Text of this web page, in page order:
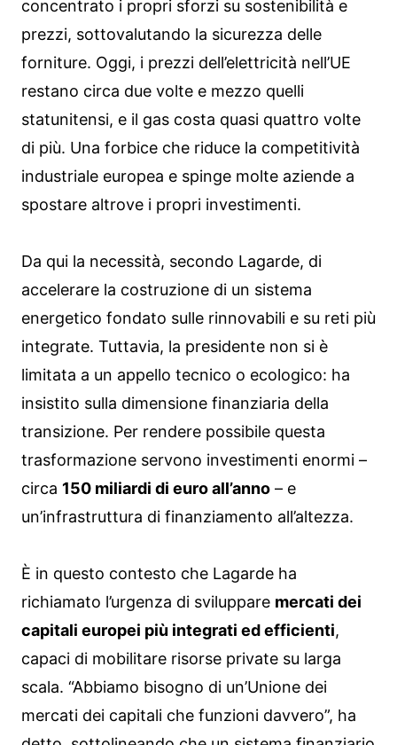
concentrato i propri sforzi su sostenibilità e
prezzi, sottovalutando la sicurezza delle
forniture. Oggi, i prezzi dell’elettricità nell’UE
restano circa due volte e mezzo quelli
statunitensi, e il gas costa quasi quattro volte
di più. Una forbice che riduce la competitività
industriale europea e spinge molte aziende a
spostare altrove i propri investimenti.
Da qui la necessità, secondo Lagarde, di
accelerare la costruzione di un sistema
energetico fondato sulle rinnovabili e su reti più
integrate. Tuttavia, la presidente non si è
limitata a un appello tecnico o ecologico: ha
insistito sulla dimensione finanziaria della
transizione. Per rendere possibile questa
trasformazione servono investimenti enormi –
circa 150 miliardi di euro all’anno – e
un’infrastruttura di finanziamento all’altezza.
È in questo contesto che Lagarde ha
richiamato l’urgenza di sviluppare mercati dei
capitali europei più integrati ed efficienti,
capaci di mobilitare risorse private su larga
scala. “Abbiamo bisogno di un’Unione dei
mercati dei capitali che funzioni davvero”, ha